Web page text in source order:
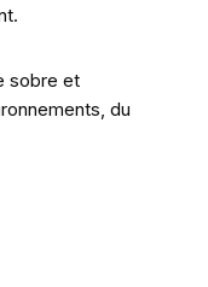
sobre et
du